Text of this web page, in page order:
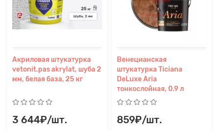
Акриловая штукатурка
vetonit.pas akrylat, шуба 2
мм, белая база, 25 кг
3 644₽/шт.
Венецианская
штукатурка Ticiana
DeLuxe Aria
тонкослойная, 0.9 л
859₽/шт.